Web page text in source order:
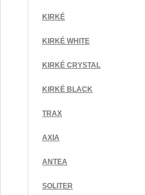
KIRKÉ
KIRKÉ WHITE
KIRKÉ CRYSTAL
KIRKÉ BLACK
TRAX
AXIA
ANTEA
SOLITER